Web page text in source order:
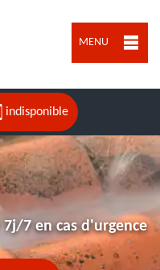
MENU
indisponible
7 en cas d'urgence